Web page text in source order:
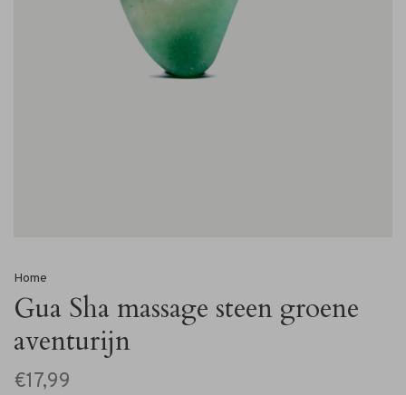
Home
Gua Sha massage steen groene
aventurijn
€17,99